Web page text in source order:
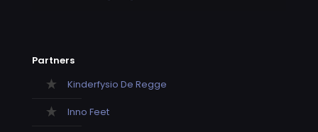
Partners
Kinderfysio De Regge
Inno Feet